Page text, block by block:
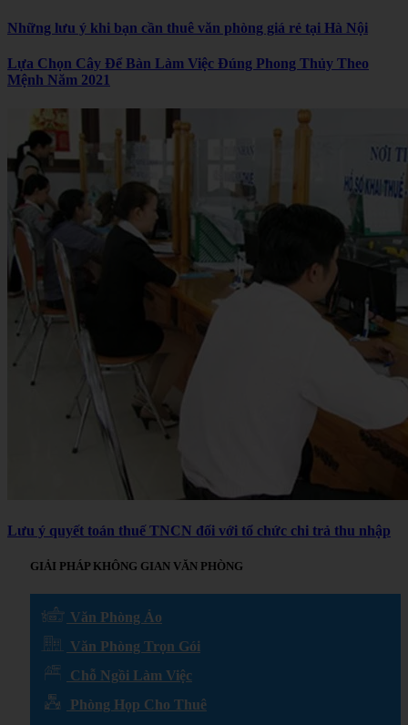
Những lưu ý khi bạn cần thuê văn phòng giá rẻ tại Hà Nội
Lựa Chọn Cây Để Bàn Làm Việc Đúng Phong Thủy Theo
Mệnh Năm 2021
Lưu ý quyết toán thuế TNCN đối với tổ chức chi trả thu nhập
GIẢI PHÁP KHÔNG GIAN VĂN PHÒNG
Văn Phòng Ảo
Văn Phòng Trọn Gói
Chỗ Ngồi Làm Việc
Phòng Họp Cho Thuê